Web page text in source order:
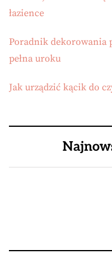
łazience
Poradnik dekorowania
pełna uroku
Jak urządzić kącik do